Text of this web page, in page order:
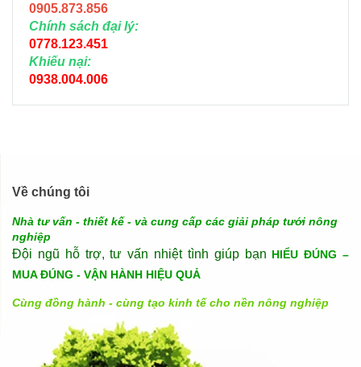
0905.873.856
Chính sách đại lý:
0778.123.451
Khiếu nại:
0938.004.006
Về chúng tôi
Nhà tư vấn - thiết kế - và cung cấp các giải pháp tưới nông
nghiệp
Đội ngũ hỗ trợ, tư vấn nhiệt tình giúp bạn HIỂU ĐÚNG –
MUA ĐÚNG - VẬN HÀNH HIỆU QUẢ
Cùng đồng hành - cùng tạo kinh tế cho nền nông nghiệp